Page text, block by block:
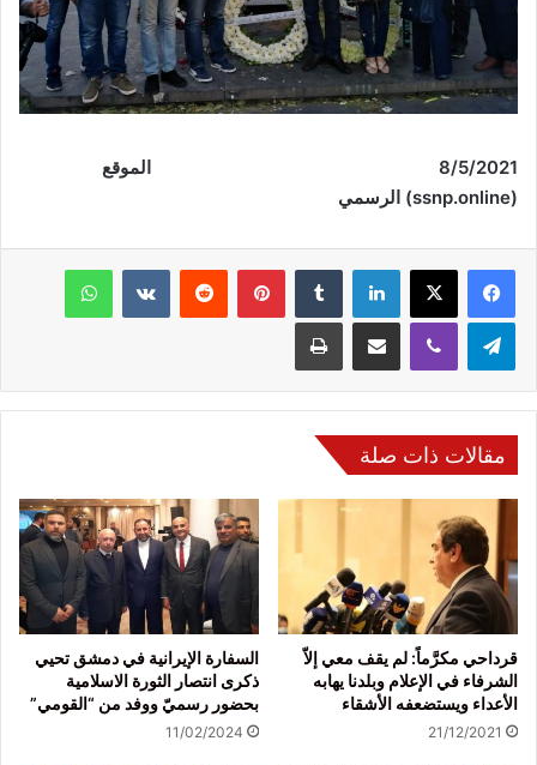
8/5/2021 الموقع
(
ssnp.online) الرسمي
فيسبوك لينكدإن بينتيريست
مقالات ذات صلة
قرداحي مكرَّماً: لم يقف معي إلاّ
الشرفاء في الإعلام وبلدنا يهابه
الأعداء ويستضعفه الأشقاء
21/12/2021
السفارة الإيرانية في دمشق تحيي
ذكرى انتصار الثورة الاسلامية
بحضور رسميّ ووفد من “القومي”
11/02/2024